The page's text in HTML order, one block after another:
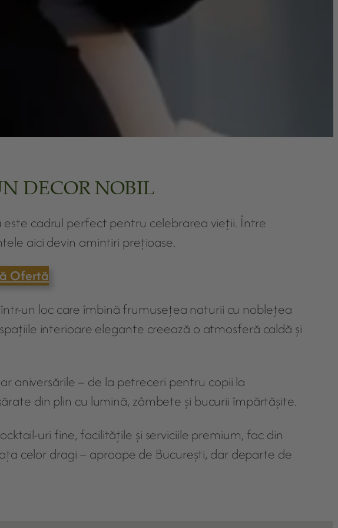
DECOR NOBIL
cadrul perfect pentru celebrarea vieții. Între
aici devin amintiri prețioase.
Ofertă
un loc care îmbină frumusețea naturii cu noblețea
interioare elegante creează o atmosferă caldă și
aniversările – de la petreceri pentru copii la
din plin cu lumină, zâmbete și bucurii împărtășite.
uri fine, facilitățile și serviciile premium, fac din
celor dragi – aproape de București, dar departe de